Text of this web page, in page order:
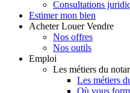
Consultations
Estimer mon bien
Acheter Louer Vendre
Nos offres
Nos outils
Emploi
Les métiers du
Les métiers
Où vous